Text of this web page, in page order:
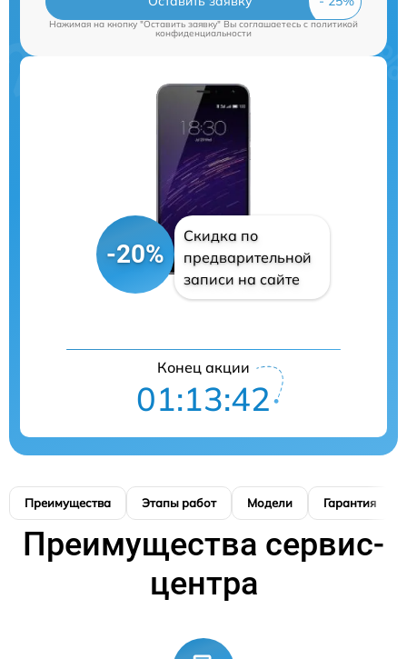
Нажимая на кнопку "Оставить заявку" Вы соглашаетесь cполитикой
конфиденциальности
-20%
Скидка по
предварительной
записи на сайте
Конец акции
01:13:41
Преимущества Этапы работ Модели Гарантия
Преимущества сервис-
центра